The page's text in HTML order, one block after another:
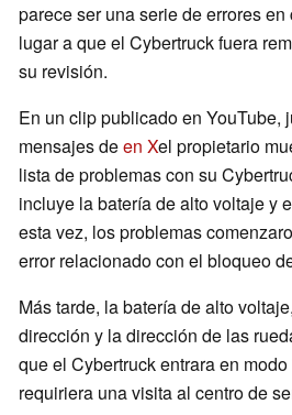
parece ser una serie de errores
lugar a que el Cybertruck fuera
su revisión.
En un clip publicado en YouTube,
mensajes deen Xel propietario
lista de problemas con su
incluye la batería de alto voltaje y
esta vez, los problemas
error relacionado con el bloqueo
Más tarde, la batería de alto
dirección y la dirección de las
que el Cybertruck entrara en
requiriera una visita al centro de